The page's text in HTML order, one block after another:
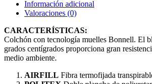
Información adicional
Valoraciones (0)
CARACTERÍSTICAS:
Colchón con tecnología muelles Bonnell. El
grados centígrados proporciona gran
medio ambiente.
AIRFILL Fibra termofijada